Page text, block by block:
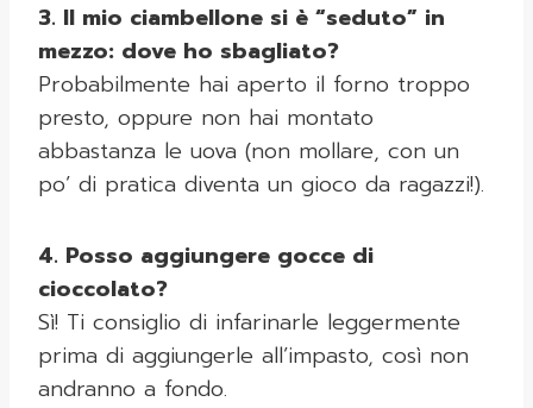
3. Il mio ciambellone si è “seduto” in
mezzo: dove ho sbagliato?
Probabilmente hai aperto il forno troppo
presto, oppure non hai montato
abbastanza le uova (non mollare, con un
po’ di pratica diventa un gioco da ragazzi!).
4. Posso aggiungere gocce di
cioccolato?
Sì! Ti consiglio di infarinarle leggermente
prima di aggiungerle all’impasto, così non
andranno a fondo.